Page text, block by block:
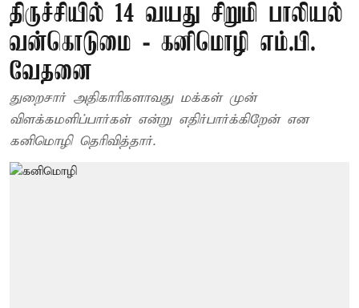
திருச்சியில் 14 வயது சிறுமி பாலியல்
வன்கொடுமை - கனிமொழி எம்.பி.
வேதனை
துறைசார் அதிகாரிகளாவது மக்கள் முன்
விளக்கமளிப்பார்கள் என்று எதிர்பார்க்கிறேன் என
கனிமொழி தெரிவித்தார்.